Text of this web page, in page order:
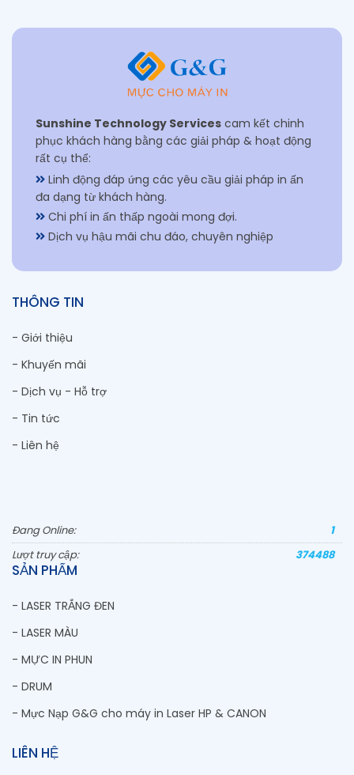
Sunshine Technology Services cam kết chinh
phục khách hàng bằng các giải pháp & hoạt động
rất cụ thể:
Linh động đáp ứng các yêu cầu giải pháp in ấn
đa dạng từ khách hàng.
Chi phí in ấn thấp ngoài mong đợi.
Dịch vụ hậu mãi chu đáo, chuyên nghiệp
THÔNG TIN
- Giới thiệu
- Khuyến mãi
- Dịch vụ - Hỗ trợ
- Tin tức
- Liên hệ
Đang Online:
1
Lượt truy cập:
374488
SẢN PHẨM
- LASER TRẮNG ĐEN
- LASER MÀU
- MỰC IN PHUN
- DRUM
- Mực Nạp G&G cho máy in Laser HP & CANON
LIÊN HỆ